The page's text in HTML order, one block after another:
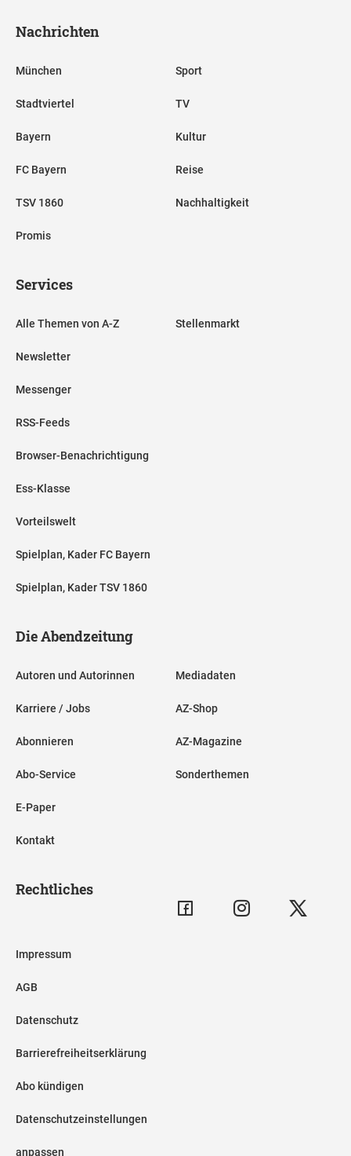
Nachrichten
München
Stadtviertel
Bayern
FC Bayern
TSV 1860
Promis
Sport
TV
Kultur
Reise
Nachhaltigkeit
Services
Alle Themen von A-Z
Newsletter
Messenger
RSS-Feeds
Browser-Benachrichtigung
Ess-Klasse
Vorteilswelt
Spielplan, Kader FC Bayern
Spielplan, Kader TSV 1860
Stellenmarkt
Die Abendzeitung
Autoren und Autorinnen
Karriere / Jobs
Abonnieren
Abo-Service
E-Paper
Kontakt
Mediadaten
AZ-Shop
AZ-Magazine
Sonderthemen
Rechtliches
Impressum
AGB
Datenschutz
Barrierefreiheitserklärung
Abo kündigen
Datenschutzeinstellungen
anpassen